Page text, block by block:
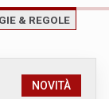
& REGOLE
NOVITÀ